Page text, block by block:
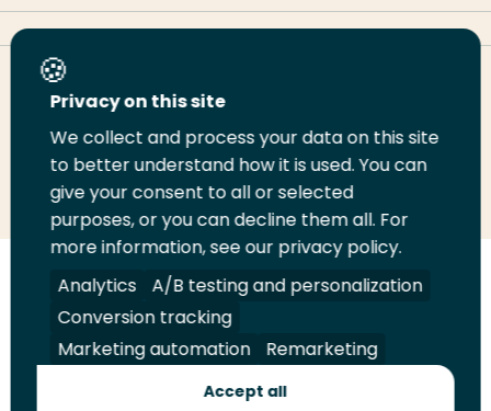
Deel deze pagina
Deel
LinkedIn
Deel
op
Twitter
Deel
op
Facebook
Email
deze
pagina
Print
deze
pagina
Volg
ons
op
LinkedIn
Volg
ons
op
Facebook
Volg
ons
op
YouTube
Volg
ons
op
Instagram
Juridisch Security A-Z Index
Contact
Privacy on this site
We collect and process your data on this site
to better understand how it is used. You can
give your consent to all or selected
purposes, or you can decline them all. For
more information, see our privacy policy.
Analytics
A/B testing and personalization
Conversion tracking
Marketing automation
Remarketing
Accept all